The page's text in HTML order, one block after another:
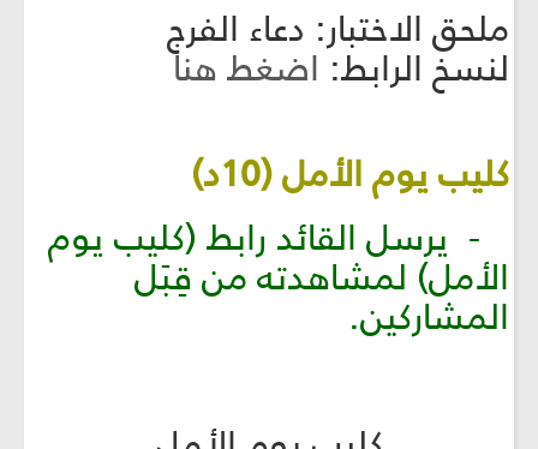
ملحق الاختبار: دعاء الفرج
لنسخ الرابط:اضغط هنا
كليب يوم الأمل (10د)
- يرسل القائد رابط (كليب يوم
الأمل) لمشاهدته من قِبَل
المشاركين.